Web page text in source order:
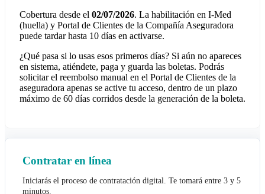
Cobertura desde el 02/07/2026. La habilitación en I-Med
(huella) y Portal de Clientes de la Compañía Aseguradora
puede tardar hasta 10 días en activarse.
¿Qué pasa si lo usas esos primeros días? Si aún no apareces
en sistema, atiéndete, paga y guarda las boletas. Podrás
solicitar el reembolso manual en el Portal de Clientes de la
aseguradora apenas se active tu acceso, dentro de un plazo
máximo de 60 días corridos desde la generación de la boleta.
Contratar en línea
Iniciarás el proceso de contratación digital. Te tomará entre 3 y 5
minutos.